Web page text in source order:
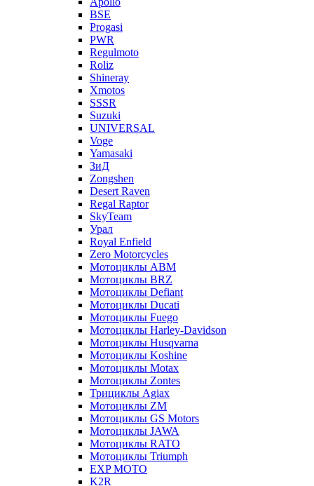
BSE
Progasi
PWR
Regulmoto
Roliz
Shineray
Xmotos
SSSR
Suzuki
UNIVERSAL
Voge
Yamasaki
ЗиД
Zongshen
Desert Raven
Regal Raptor
SkyTeam
Урал
Royal Enfield
Zero Motorcycles
Мотоциклы ABM
Мотоциклы BRZ
Мотоциклы Defiant
Мотоциклы Ducati
Мотоциклы Fuego
Мотоциклы Harley-Davidson
Мотоциклы Husqvarna
Мотоциклы Koshine
Мотоциклы Motax
Мотоциклы Zontes
Трициклы Agiax
Мотоциклы ZM
Мотоциклы GS Motors
Мотоциклы JAWA
Мотоциклы RATO
Мотоциклы Triumph
EXP MOTO
K2R